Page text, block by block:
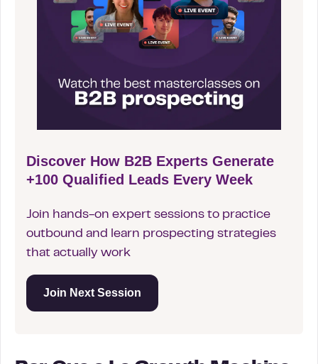
Discover How B2B Experts Generate
+100 Qualified Leads Every Week
Join hands-on expert sessions to practice
outbound and learn prospecting strategies
that actually work
Join Next Session